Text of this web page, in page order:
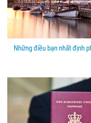
Những điều bạn nhất định